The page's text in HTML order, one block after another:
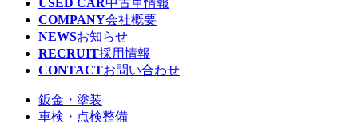
COMPANY会社概要
NEWSお知らせ
RECRUIT採用情報
CONTACTお問い合わせ
鈑金・塗装
車検・点検整備